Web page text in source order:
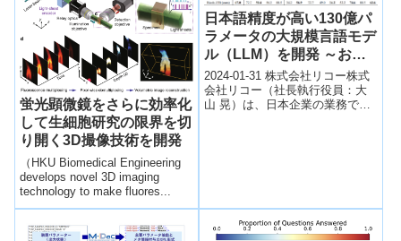
蛍光顕微鏡をさらに効率化
して生細胞研究の限界を切
り開く3D撮像技術を開発
（HKU Biomedical Engineering
develops novel 3D imaging
technology to make fluores...
日本語精度が高い130億パ
ラメータの大規模言語モデ
ル（LLM）を開発 ～お客
様の業種・業務に合わせた
カスタムLLMを2024年春
から提供開始～
2024-01-31 株式会社リコー株式
会社リコー（社長執行役員：大
山 晃）は、日本企業の業務での